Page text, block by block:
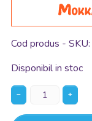
Cod produs - SKU
Disponibil in stoc
− +